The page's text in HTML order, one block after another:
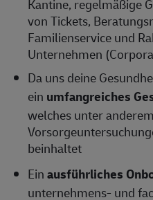
Kantine, regelmäßige
von Tickets,
Familienservice und
Unternehmen
Da uns deine
ein umfangreiches
welches unter
beinhaltet
Einausführliches
unternehmens- und